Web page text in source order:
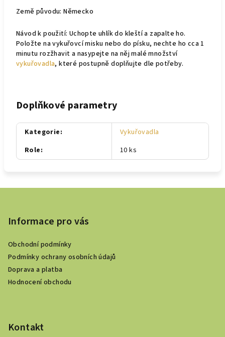
Země původu: Německo
Návod k použití: Uchopte uhlík do kleští a zapalte ho.
Položte na vykuřovcí misku nebo do písku, nechte ho cca 1
minutu rozžhavit a nasypejte na něj malé množství
vykuřovadla, které postupně doplňujte dle potřeby.
Doplňkové parametry
Kategorie:
Vykuřovadla
Role: 10 ks
Informace pro vás
Obchodní podmínky
Podmínky ochrany osobních údajů
Doprava a platba
Hodnocení obchodu
Kontakt